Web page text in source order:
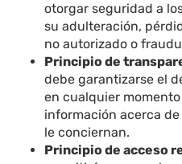
otorgar seguridad a
su adulteración,
no autorizado o
Principio de
debe garantizarse el
en cualquier
información acerca
le conciernan.
Principio de acceso